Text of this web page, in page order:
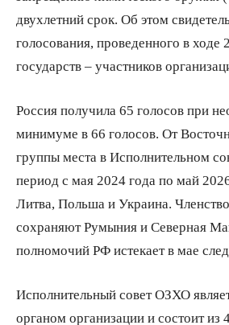
двухлетний срок. Об этом
голосования, проведенного в
государств – участников
Россия получила 65 голосов при
минимуме в 66 голосов. От
группы места в Исполнительном
период с мая 2024 года по май
Литва, Польша и Украина.
сохраняют Румыния и Северная
полномочий РФ истекает в мае
Исполнительный совет ОЗХО
органом организации и состоит из